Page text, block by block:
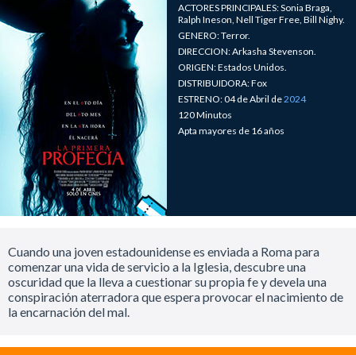
ACTORES PRINCIPALES: Sonia Braga,
Ralph Ineson, Nell Tiger Free, Bill Nighy.
GENERO: Terror.
DIRECCION: Arkasha Stevenson.
ORIGEN: Estados Unidos.
DISTRIBUIDORA: Fox
ESTRENO: 04 de Abril de2024
120 Minutos
Apta mayores de 16 años
Cuando una joven estadounidense es enviada a Roma para
comenzar una vida de servicio a la Iglesia, descubre una
oscuridad que la lleva a cuestionar su propia fe y devela una
conspiración aterradora que espera provocar el nacimiento de
la encarnación del mal.